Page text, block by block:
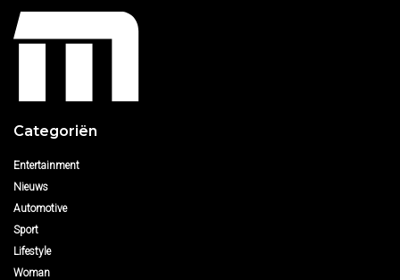
Categoriën
Entertainment
Nieuws
Automotive
Sport
Lifestyle
Woman